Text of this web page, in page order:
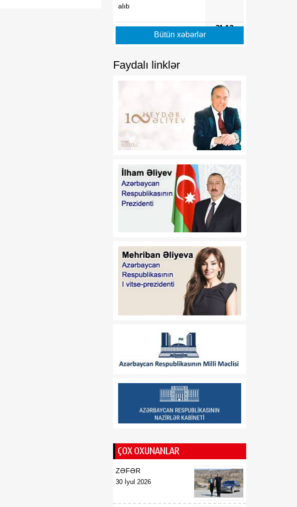
alıb
Mingəçevirdə suvarma
21:12
06 Avqust
Himayədar ailə
mexanizminin tətbiq
səviyyəsinin artırılması ilə
verilir
20:58
06 Avqust
Yay allergiyaları: Risklər
və onlardan qorunmaq
20:51
06 Avqust
menecerləri ilə görüş olub
06 Avqust
Quraqlıq Avropada atom
elektrik stansiyalarının
fəaliyyətini çətinləşdirir
20:30
06 Avqust
kiçilməsinə səbəb olur
20:16
planlaşdırılan beynəlxalq
şahmat yarışları müzakirə
06 Avqust
Bütün xəbərlər
Faydalı linklər
ÇOX OXUNANLAR
ZƏFƏR
30 İyul 2026